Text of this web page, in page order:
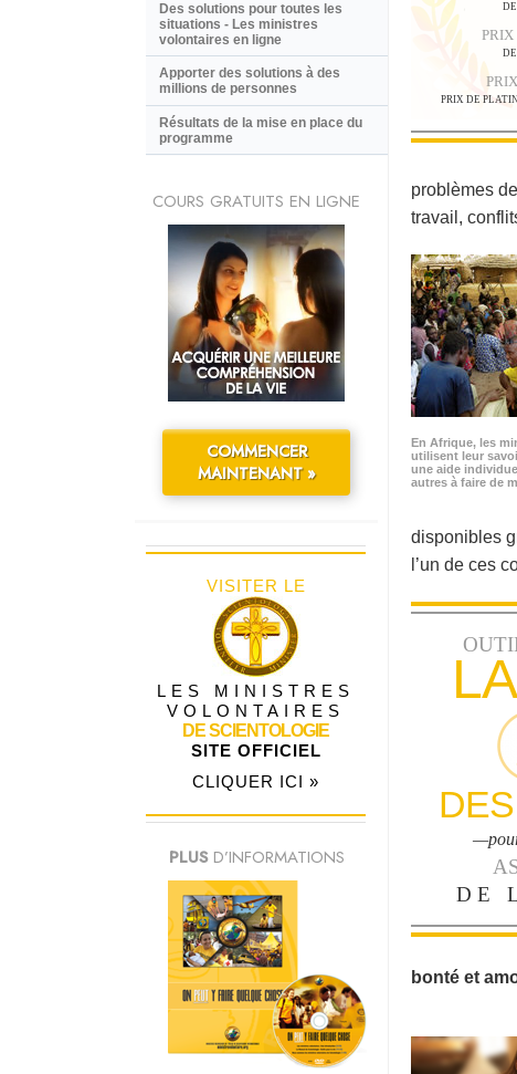
PRIX DE
problèmes
travail,
En Afrique, les
utilisent leur
une aide
autres à faire de
disponibles
l’un de ces
DE
bonté et
Des solutions pour toutes les
situations - Les ministres
volontaires en ligne
Apporter des solutions à des
millions de personnes
Résultats de la mise en place du
programme
COURS GRATUITS EN LIGNE
COMMENCER
MAINTENANT »
VISITER LE
LES MINISTRES
VOLONTAIRES
DE SCIENTOLOGIE
SITE OFFICIEL
CLIQUER ICI »
PLUS D’INFORMATIONS